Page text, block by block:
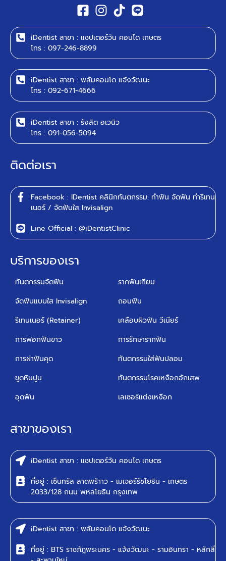
iDentist สาขา : แชปเตอร์วัน คอนโด เกษตร
โทร : 097-246-8899
iDentist สาขา : พลัมคอนโด แจ้งวัฒนะ
โทร : 092-671-4666
iDentist สาขา : รังสิต อเวนิว
โทร : 091-056-5094
ติดต่อเรา
Facebook : IDentist คลินิกทันตกรรม: ทำฟัน จัดฟัน ทำรีเทน
เนอร์ / จัดฟันใส Invisalign
Line Official : @iDentistClinic
บริการของเรา
ทันตกรรมจัดฟัน
จัดฟันแบบใส Invisalign
รีเทนเนอร์ (Retainer)
การฟอกฟันขาว
การผ่าฟันคุด
ขูดหินปูน
อุดฟัน
รากฟันเทียม
ถอนฟัน
เคลือบผิวฟัน วีเนียร์
การรักษารากฟัน
ทันตกรรมใส่ฟันปลอม
ทันตกรรมโรคเหงือกอักเสพ
เลเซอร์แต่งเหงือก
สาขาของเรา
iDentist สาขา : แชปเตอร์วัน คอนโด เกษตร
ที่อยู่ : เซ็นทรัล ลาดพร้าาว - เมเจอร์รัชโยธิน - เกษตร
2033/128 ถนน พหลโยธิน กรุงเทพ
iDentist สาขา : พลัมคอนโด แจ้งวัฒนะ
ที่อยู่ : BTS ราชภัฎพระนคร - แจ้งวัฒนะ - รามอินทรา - หลักสี่